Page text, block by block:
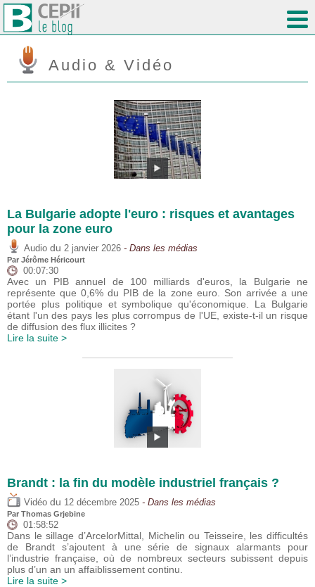
Audio & Vidéo
La Bulgarie adopte l'euro : risques et avantages
pour la zone euro
Audio du 2 janvier 2026 - Dans les médias
Par Jérôme Héricourt
00:07:30
Avec un PIB annuel de 100 milliards d'euros, la Bulgarie ne
représente que 0,6% du PIB de la zone euro. Son arrivée a une
portée plus politique et symbolique qu'économique. La Bulgarie
étant l'un des pays les plus corrompus de l'UE, existe-t-il un risque
de diffusion des flux illicites ?
Lire la suite >
Brandt : la fin du modèle industriel français ?
Vidéo du 12 décembre 2025 - Dans les médias
Par Thomas Grjebine
01:58:52
Dans le sillage d’ArcelorMittal, Michelin ou Teisseire, les difficultés
de Brandt s’ajoutent à une série de signaux alarmants pour
l’industrie française, où de nombreux secteurs subissent depuis
plus d’un an un affaiblissement continu.
Lire la suite >